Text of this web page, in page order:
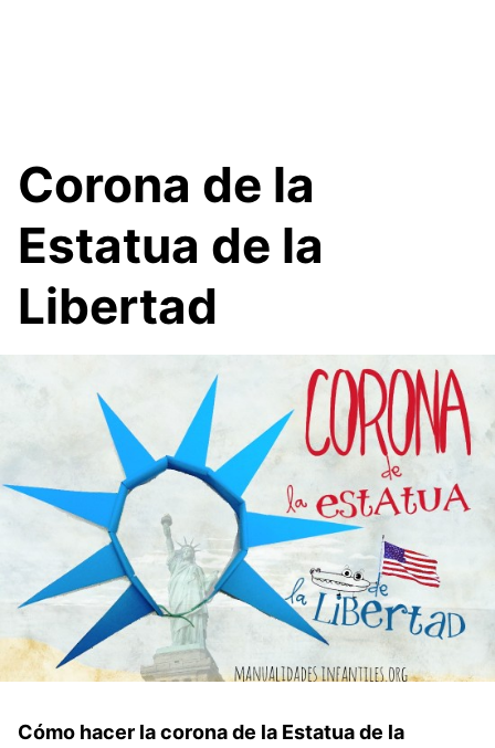
Corona de la
Estatua de la
Libertad
Cómo hacer la corona de la Estatua de la